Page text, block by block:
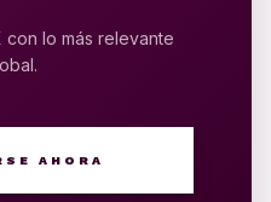
con lo más relevante
AHORA